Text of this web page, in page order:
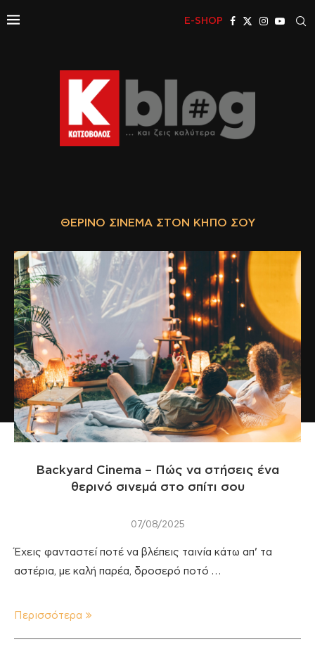
E-SHOP
ΘΕΡΙΝΌ ΣΙΝΕΜΆ ΣΤΟΝ ΚΉΠΟ ΣΟΥ
Backyard Cinema – Πώς να στήσεις ένα
θερινό σινεμά στο σπίτι σου
07/08/2025
Έχεις φανταστεί ποτέ να βλέπεις ταινία κάτω απ’ τα
αστέρια, με καλή παρέα, δροσερό ποτό …
Περισσότερα